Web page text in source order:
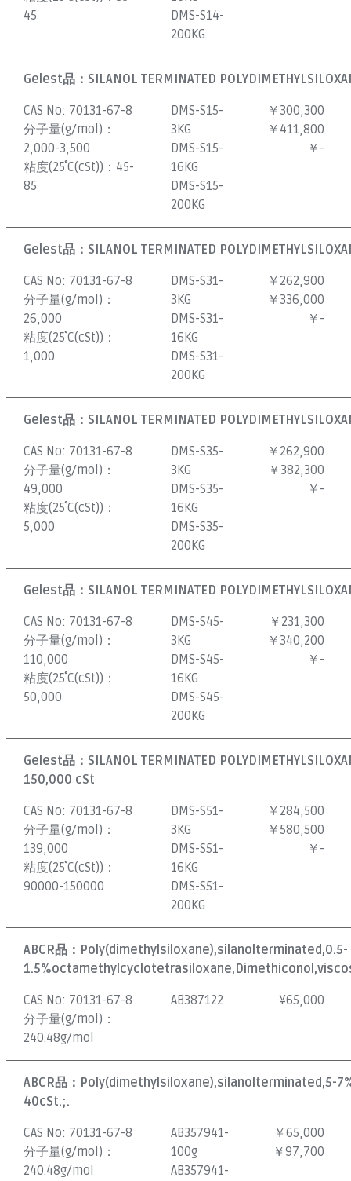
45
DMS-S14-
200KG
Gelest品： SILANOL TERMINATED
CAS No: 70131-67-8
分子量(g/mol)：
2,000-3,500
粘度(25˚C(cSt))： 45-
85
DMS-S15-
3KG
DMS-S15-
16KG
DMS-S15-
200KG
￥300,300
￥411,800
￥-
Gelest品： SILANOL TERMINATED
CAS No: 70131-67-8
分子量(g/mol)：
26,000
粘度(25˚C(cSt))：
1,000
DMS-S31-
3KG
DMS-S31-
16KG
DMS-S31-
200KG
￥262,900
￥336,000
￥-
Gelest品： SILANOL TERMINATED
CAS No: 70131-67-8
分子量(g/mol)：
49,000
粘度(25˚C(cSt))：
5,000
DMS-S35-
3KG
DMS-S35-
16KG
DMS-S35-
200KG
￥262,900
￥382,300
￥-
Gelest品： SILANOL TERMINATED
CAS No: 70131-67-8
分子量(g/mol)：
110,000
粘度(25˚C(cSt))：
50,000
DMS-S45-
3KG
DMS-S45-
16KG
DMS-S45-
200KG
￥231,300
￥340,200
￥-
Gelest品： SILANOL TERMINATED
150,000 cSt
CAS No: 70131-67-8
分子量(g/mol)：
139,000
粘度(25˚C(cSt))：
90000-150000
DMS-S51-
3KG
DMS-S51-
16KG
DMS-S51-
200KG
￥284,500
￥580,500
￥-
ABCR品： Poly(dimethylsiloxane),silanolterminated,0.5-
CAS No: 70131-67-8
分子量(g/mol)：
240.48g/mol
AB387122 ¥65,000
ABCR品： Poly(dimethylsiloxane),silanolterminated,5-
40cSt.;.
CAS No: 70131-67-8
分子量(g/mol)：
240.48g/mol
AB357941-
100g
AB357941-
￥65,000
￥97,700